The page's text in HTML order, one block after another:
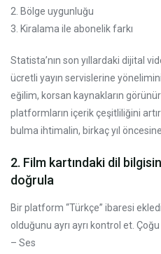
2. Bölge uygunluğu
3. Kiralama ile abonelik farkı
Statista’nın son yıllardaki dijital
ücretli yayın servislerine
eğilim, korsan kaynakların
platformların içerik çeşitliliğini
bulma ihtimalin, birkaç yıl
2. Film kartındaki dil
doğrula
Bir platform “Türkçe” ibaresi
olduğunu ayrı ayrı kontrol et.
– Ses